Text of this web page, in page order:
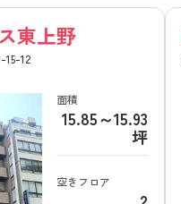
東上野
15-12
面積
15.85～15.93
坪
空きフロア